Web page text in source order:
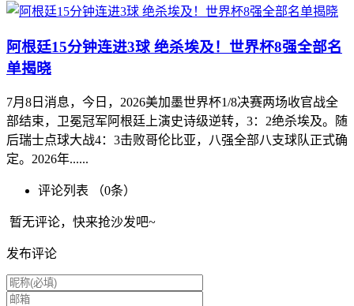
阿根廷15分钟连进3球 绝杀埃及！世界杯8强全部名
单揭晓
7月8日消息，今日，2026美加墨世界杯1/8决赛两场收官战全
部结束，卫冕冠军阿根廷上演史诗级逆转，3：2绝杀埃及。随
后瑞士点球大战4：3击败哥伦比亚，八强全部八支球队正式确
定。2026年......
评论列表 （0条）
暂无评论，快来抢沙发吧~
发布评论